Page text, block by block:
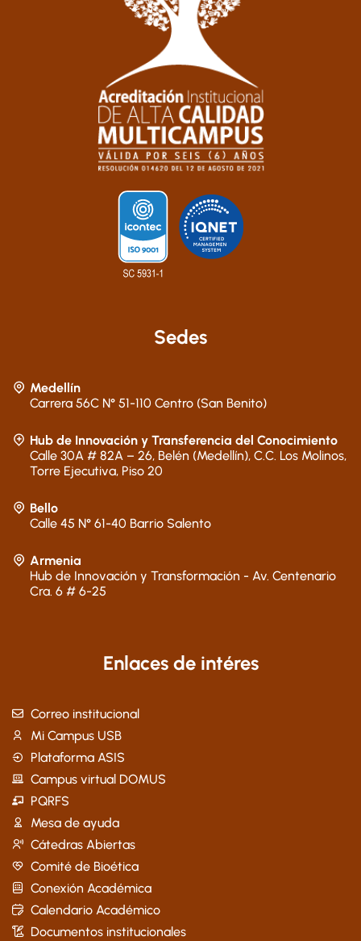
Sedes
Medellín
Carrera 56C N° 51-110 Centro (San Benito)
Hub de Innovación y Transferencia del Conocimiento
Calle 30A # 82A – 26, Belén (Medellín), C.C. Los Molinos,
Torre Ejecutiva, Piso 20
Bello
Calle 45 N° 61-40 Barrio Salento
Armenia
Hub de Innovación y Transformación - Av. Centenario
Cra. 6 # 6-25
Enlaces de intéres
Correo institucional
Mi Campus USB
Plataforma ASIS
Campus virtual DOMUS
PQRFS
Mesa de ayuda
Cátedras Abiertas
Comité de Bioética
Conexión Académica
Calendario Académico
Documentos institucionales